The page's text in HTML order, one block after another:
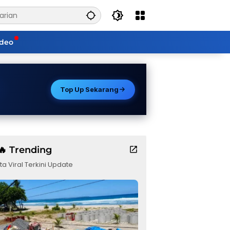
Top Up Sekarang
Trending
Viral Terkini Update